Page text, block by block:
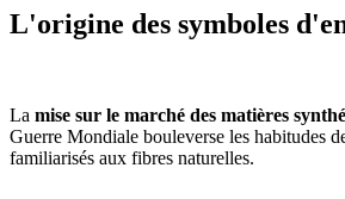
L'origine des symboles
La mise sur le marché des matières
Guerre Mondiale bouleverse les habitudes
familiarisés aux fibres naturelles.